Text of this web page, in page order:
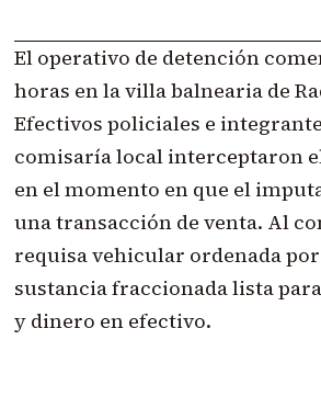
El operativo de detención
horas en la villa balnearia de
Efectivos policiales e
comisaría local interceptaron
en el momento en que el
una transacción de venta. Al
requisa vehicular ordenada por
sustancia fraccionada lista
y dinero en efectivo.